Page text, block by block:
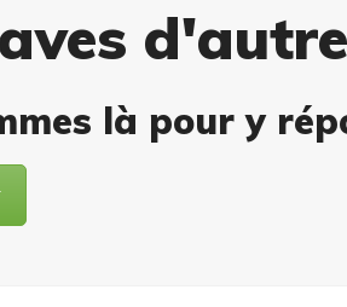
là pour y